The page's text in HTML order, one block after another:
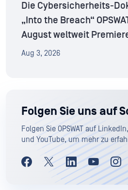
Die Cybersicherheits-
„Into the Breach“
August weltweit
Aug 3, 2026
Folgen Sie uns auf
Folgen Sie OPSWAT auf
und YouTube, um mehr zu